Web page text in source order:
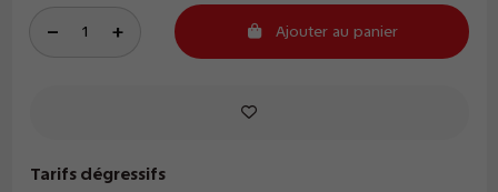
Ajouter au panier
Tarifs dégressifs